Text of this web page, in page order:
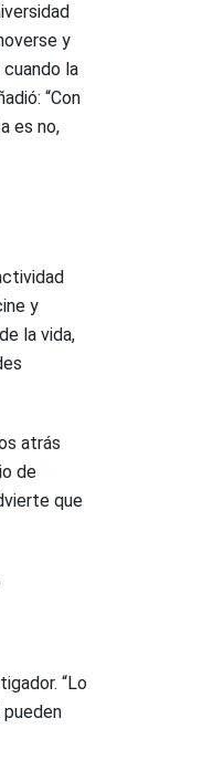
y
la
“Con
es no,
y
la vida,
atrás
de
que
“Lo